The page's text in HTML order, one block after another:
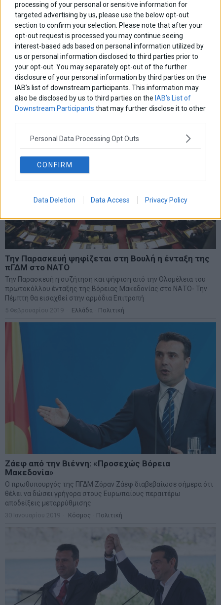
processing of your personal or sensitive information for
targeted advertising by us, please use the below opt-out
section to confirm your selection. Please note that after your
opt-out request is processed you may continue seeing
interest-based ads based on personal information utilized by
us or personal information disclosed to third parties prior to
your opt-out. You may separately opt-out of the further
disclosure of your personal information by third parties on the
IAB’s list of downstream participants. This information may
also be disclosed by us to third parties on the IAB’s List of
Downstream Participants that may further disclose it to other
Personal Data Processing Opt Outs
CONFIRM
Data Deletion Data Access Privacy Policy
Στο ΝΑΤΟ τα Σκόπια
Το πρωτόκολλο εισδοχής της ΠΓΔΜ υπέγραψαν τα κράτη-μέλη
του ΝΑΤΟ, ανοίγοντας τον δρόμο για την ένταξη της χώρας ως
30ό μέλος
6 Φεβρουαρίου 2019 Κόσμος · Πολιτική
Την Παρασκευή ψηφίζεται στη Βουλή η ένταξη της
πΓΔΜ στο ΝΑΤΟ
Την Παρασκευή η συζήτηση και ψήφιση από την Ολομέλεια του
πρωτοκόλλου ένταξης της Βόρειας Μακεδονίας στο ΝΑΤΟ- Την
Πέμπτη θα εισαχθεί στην αρμόδια Επιτροπή
5 Φεβρουαρίου 2019 Ελλάδα Πολιτική
Ζάεφ από την Βιέννη: «Προσεχώς Βόρεια
Μακεδονία»
Ο πρωθυπουργός της ΠΓΔΜ Ζόραν Ζάεφ διαβεβαίωσε σήμερα ότι
θέλει να δώσει γρήγορα στους Ευρωπαίους περαιτέρω
αποδείξεις μεταρρύθμισης
30 Ιανουαρίου 2019 Κόσμος Πολιτική